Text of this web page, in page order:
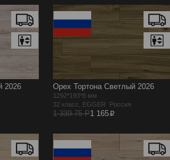
2026 Орех Тортона Светлый 2026
1292*193*8 мм
32 класс, EGGER Россия
1 339.75 Р1 165p